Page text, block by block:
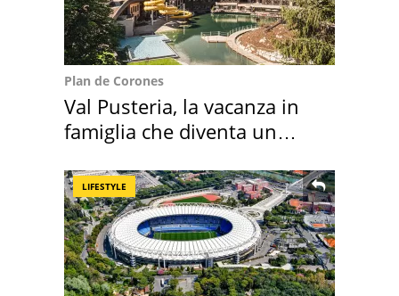
Plan de Corones
Val Pusteria, la vacanza in
famiglia che diventa un
LIFESTYLE